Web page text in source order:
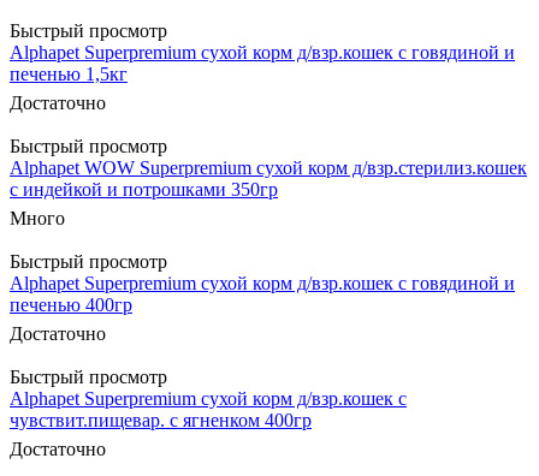
Быстрый просмотр
Alphapet Superpremium сухой корм д/взр.кошек с говядиной и
печенью 1,5кг
Достаточно
Быстрый просмотр
Alphapet WOW Superpremium сухой корм д/взр.стерилиз.кошек
с индейкой и потрошками 350гр
Много
Быстрый просмотр
Alphapet Superpremium сухой корм д/взр.кошек с говядиной и
печенью 400гр
Достаточно
Быстрый просмотр
Alphapet Superpremium сухой корм д/взр.кошек с
чувствит.пищевар. с ягненком 400гр
Достаточно